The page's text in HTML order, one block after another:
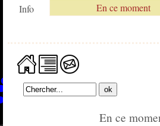
Info En ce moment
En ce